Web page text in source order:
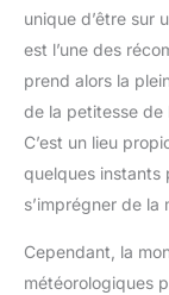
unique d’être sur
est l’une des
prend alors la
de la petitesse de
C’est un lieu
quelques instants
s’imprégner de la
Cependant, la
météorologiques